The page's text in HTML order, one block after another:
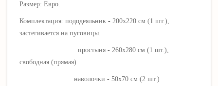
Размер: Евро.
Комплектация: пододеяльник - 200х220 см (1 шт.),
застегивается на пуговицы.
простыня - 260х280 см (1 шт.),
свободная (прямая).
наволочки - 50х70 см (2 шт.)